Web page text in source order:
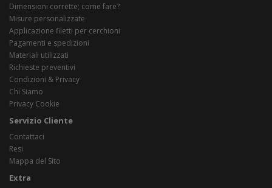
Dimensioni corrette; come fare?
Misure personalizzate
Applicazione filetti per cerchioni
Pagamenti e spedizioni
Materiali utilizzati
Richieste preventivi
Condizioni & Privacy
Chi Siamo
Privacy Cookie
Servizio Cliente
Contattaci
Resi
Mappa del Sito
Extra